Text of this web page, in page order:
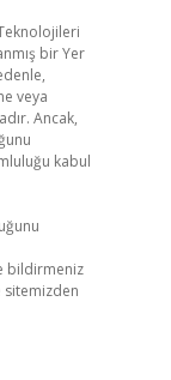
bir Yer
veya
Ancak,
kabul
bildirmeniz
sitemizden